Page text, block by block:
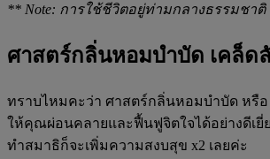
** Note: การใช้ชีวิตอยู่ท่ามกลางธรรมชา
ศาสตร์กลิ่นหอมบำบัด เคล็
ทราบไหมคะว่า ศาสตร์กลิ่นหอมบำบัด หรือ
ให้คุณผ่อนคลายและฟื้นฟูจิตใจได้อย่างดีเ
ทำสมาธิก็จะเพิ่มความสงบสุข x2 เลยค่ะ